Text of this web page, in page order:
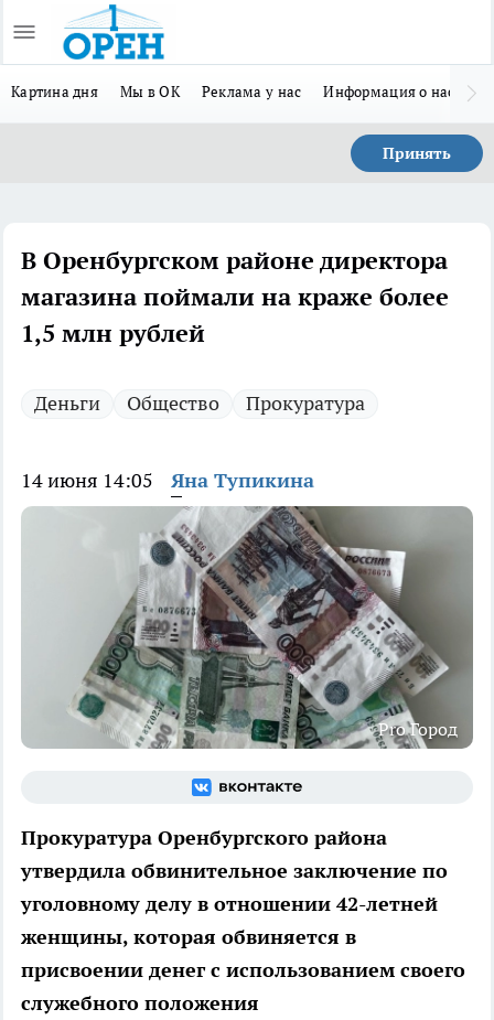
Картина дня Мы в ОК Реклама у нас Информация о нас
Принять
В Оренбургском районе директора
магазина поймали на краже более
1,5 млн рублей
Деньги Общество Прокуратура
14 июня 14:05 Яна Тупикина
Pro Город
Прокуратура Оренбургского района
утвердила обвинительное заключение по
уголовному делу в отношении 42-летней
женщины, которая обвиняется в
присвоении денег с использованием своего
служебного положения